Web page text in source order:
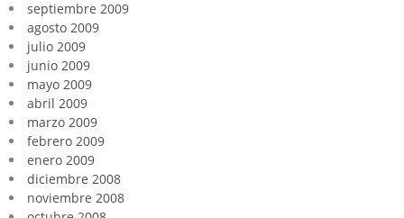
septiembre 2009
agosto 2009
julio 2009
junio 2009
mayo 2009
abril 2009
marzo 2009
febrero 2009
enero 2009
diciembre 2008
noviembre 2008